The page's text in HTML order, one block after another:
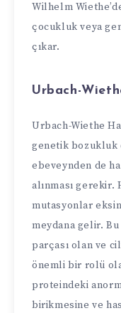
Wilhelm
çocukluk veya
çıkar.
Urbach-
Urbach-Wiethe
genetik bozukluk
ebeveynden de
alınması gerekir.
mutasyonlar
meydana gelir.
parçası olan ve
önemli bir rolü
proteindeki
birikmesine ve